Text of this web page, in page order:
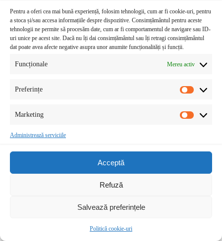
Pentru a oferi cea mai bună experiență, folosim tehnologii, cum ar fi cookie-uri, pentru
a stoca și/sau accesa informațiile despre dispozitive. Consimțământul pentru aceste
tehnologii ne permite să procesăm date, cum ar fi comportamentul de navigare sau ID-
uri unice pe acest site. Dacă nu îți dai consimțământul sau îți retragi consimțământul
dat poate avea afecte negative asupra unor anumite funcționalități și funcții.
Funcționale Mereu activ
Preferințe
Marketing
Administrează serviciile
Acceptă
Refuză
Salvează preferințele
Politică cookie-uri
„ ZIUA MONDIALĂ A DIABETULUI ” – 14 noiembrie 2025
Diabetul zaharat este o afecțiune care are un impact substanțial pe